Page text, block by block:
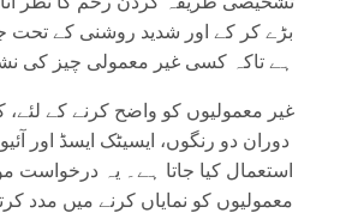
بڑے کر کے اور شدید روشنی کے تحت
ہے تاکہ کسی غیر معمولی چیز کی
غیر معمولیوں کو واضح کرنے کے
دوران دو رنگوں، ایسیٹک ایسڈ اور
استعمال کیا جاتا ہے۔ یہ درخواست
معمولیوں کو نمایاں کرنے میں مدد